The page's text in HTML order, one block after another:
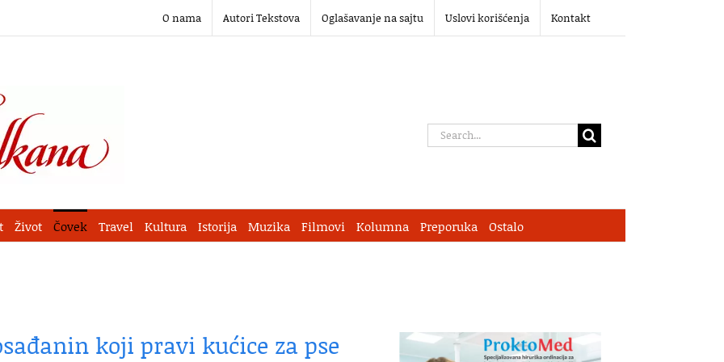
O nama Autori Tekstova Oglašavanje na sajtu Uslovi korišćenja Kontakt
Search
Život Čovek Travel Kultura Istorija Muzika Filmovi Kolumna Preporuka Ostalo
koji pravi kućice za pse